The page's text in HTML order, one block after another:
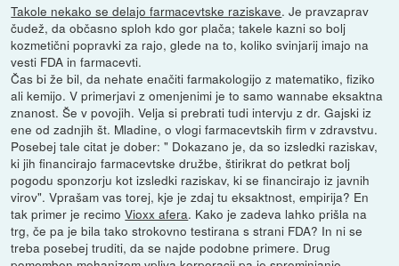
Takole nekako se delajo farmacevtske raziskave. Je pravzaprav
čudež, da občasno sploh kdo gor plača; takele kazni so bolj
kozmetični popravki za rajo, glede na to, koliko svinjarij imajo na
vesti FDA in farmacevti.
Čas bi že bil, da nehate enačiti farmakologijo z matematiko, fiziko
ali kemijo. V primerjavi z omenjenimi je to samo wannabe eksaktna
znanost. Še v povojih. Velja si prebrati tudi intervju z dr. Gajski iz
ene od zadnjih št. Mladine, o vlogi farmacevtskih firm v zdravstvu.
Posebej tale citat je dober: " Dokazano je, da so izsledki raziskav,
ki jih financirajo farmacevtske družbe, štirikrat do petkrat bolj
pogodu sponzorju kot izsledki raziskav, ki se financirajo iz javnih
virov". Vprašam vas torej, kje je zdaj tu eksaktnost, empirija? En
tak primer je recimoVioxx afera. Kako je zadeva lahko prišla na
trg, če pa je bila tako strokovno testirana s strani FDA? In ni se
treba posebej truditi, da se najde podobne primere. Drug